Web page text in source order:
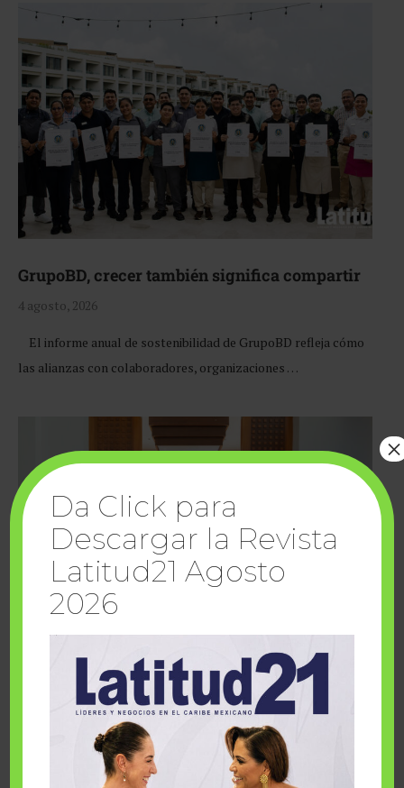
GrupoBD, crecer también significa compartir
4 agosto, 2026
El informe anual de sostenibilidad de GrupoBD refleja cómo
las alianzas con colaboradores, organizaciones …
Cuando la solidaridad inspira; cumplen
sueños Fairmont Mayakoba y Make-A-Wish
Da Click para
Descargar la Revista
Latitud21 Agosto
2026
×